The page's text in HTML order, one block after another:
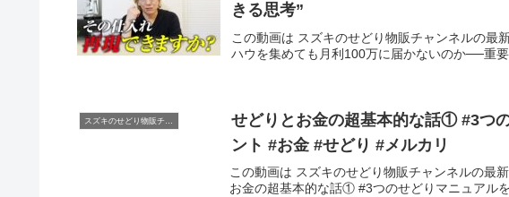
きる思考”
この動画は スズキのせどり物販チャンネルの最
ハウを集めても月利100万に届かないのか──重
スズキのせどり物販チャンネル
せどりとお金の超基本的な話① #3つ
ント #お金 #せどり #メルカリ
この動画は スズキのせどり物販チャンネルの最
お金の超基本的な話① #3つのせどりマニュアル